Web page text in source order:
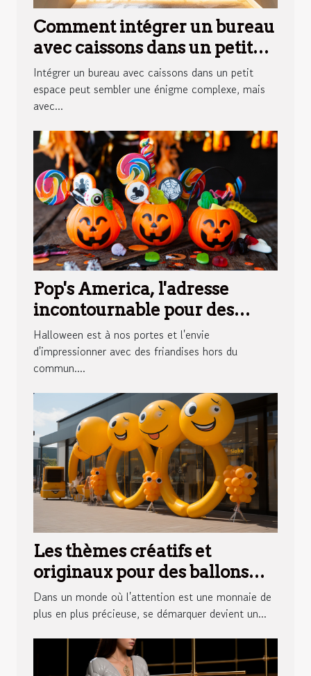
Comment intégrer un bureau
avec caissons dans un petit
espace
Intégrer un bureau avec caissons dans un petit
espace peut sembler une énigme complexe, mais
avec...
Pop's America, l'adresse
incontournable pour des
bonbons Halloween
surprenants
Halloween est à nos portes et l'envie
d'impressionner avec des friandises hors du
commun....
Les thèmes créatifs et
originaux pour des ballons
publicitaires qui marquent
les esprits
Dans un monde où l'attention est une monnaie de
plus en plus précieuse, se démarquer devient un...